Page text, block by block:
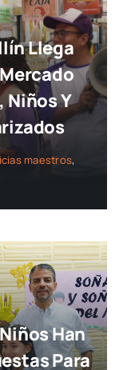
Llega
Niños Y
maestros,
Han
Para